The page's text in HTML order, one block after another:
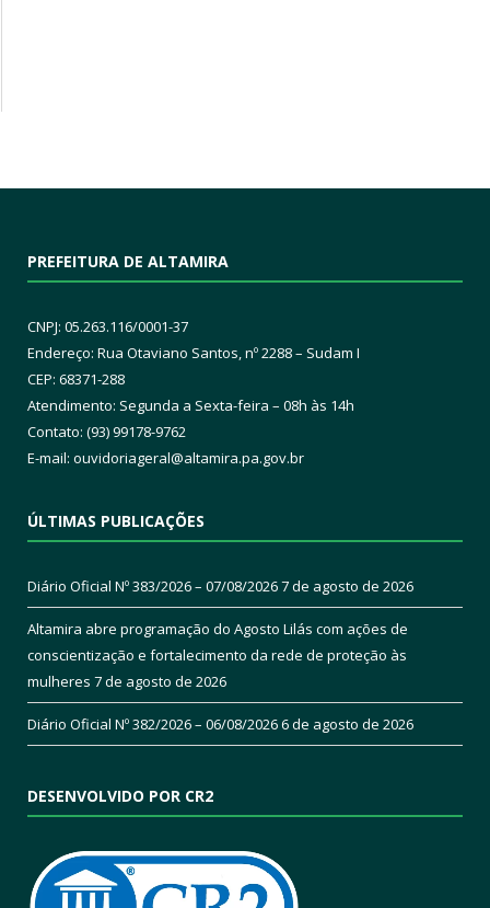
PREFEITURA DE ALTAMIRA
CNPJ: 05.263.116/0001-37
Endereço: Rua Otaviano Santos, nº 2288 – Sudam I
CEP: 68371-288
Atendimento: Segunda a Sexta-feira – 08h às 14h
Contato: (93) 99178-9762
E-mail: ouvidoriageral@altamira.pa.gov.br
ÚLTIMAS PUBLICAÇÕES
Diário Oficial Nº 383/2026 – 07/08/20267 de agosto de 2026
Altamira abre programação do Agosto Lilás com ações de
conscientização e fortalecimento da rede de proteção às
mulheres 7 de agosto de 2026
Diário Oficial Nº 382/2026 – 06/08/20266 de agosto de 2026
DESENVOLVIDO POR CR2